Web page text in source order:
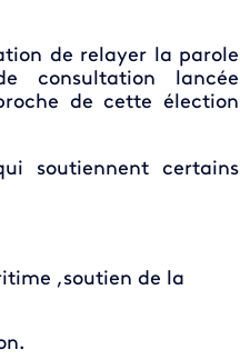
de relayer la parole
consultation lancée
de cette élection
soutiennent certains
,soutien de la